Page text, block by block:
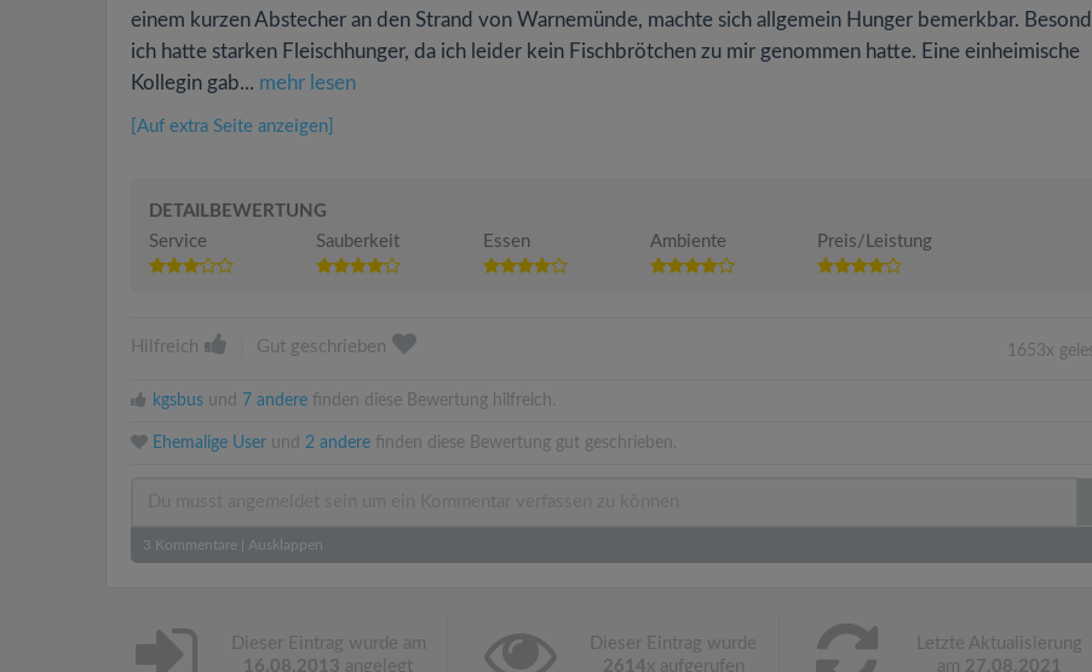
einem kurzen Abstecher an den Strand von Warnemünde, machte sich allgemein Hunger bemerkbar.
ich hatte starken Fleischhunger, da ich leider kein Fischbrötchen zu mir genommen hatte. Eine einheimische
Kollegin gab... mehr lesen
[Auf extra Seite anzeigen]
DETAILBEWERTUNG
Service
Sauberkeit Essen Ambiente Preis/Leistung
Hilfreich Gut geschrieben 1653x
kgsbus und 7 andere finden diese Bewertung hilfreich.
Ehemalige User und 2 andere finden diese Bewertung gut geschrieben.
3 Kommentare Ausklappen
Dieser Eintrag wurde am
16.08.2013 angelegt
Dieser Eintrag wurde
2614x aufgerufen
Letzte Aktualisierung
am 27.08.2021